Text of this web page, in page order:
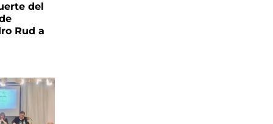
del
Rud a